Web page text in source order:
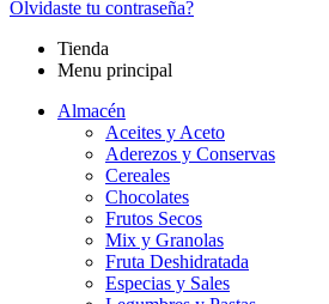
Olvidaste tu contraseña?
Tienda
Menu principal
Almacén
Aceites y Aceto
Aderezos y Conservas
Cereales
Chocolates
Frutos Secos
Mix y Granolas
Fruta Deshidratada
Especias y Sales